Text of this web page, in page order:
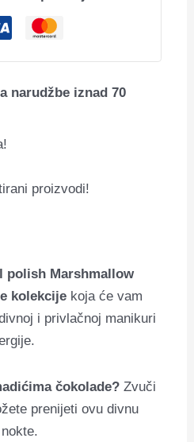
narudžbe iznad 70
proizvodi!
polish Marshmallow
kolekcije koja će vam
i privlačnoj manikuri
čokolade?Zvuči
prenijeti ovu divnu